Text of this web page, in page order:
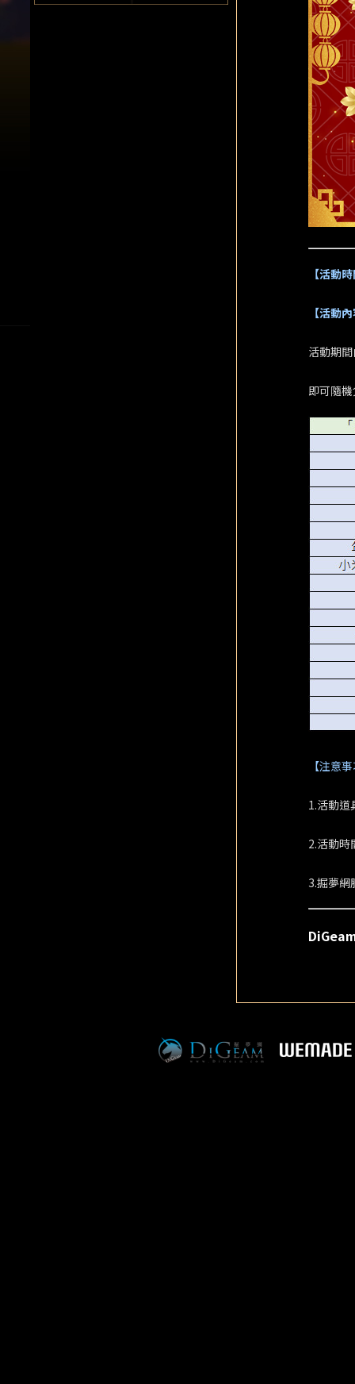
【活動
【活動
活動期
即可隨
【注意
1.活動
2.活動時
3.掘夢網